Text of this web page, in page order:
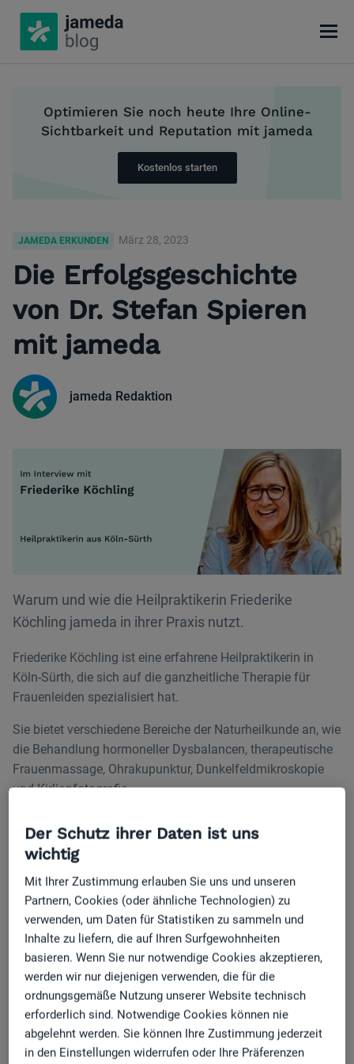
Optimieren Sie noch heute Ihre Online-
Sichtbarkeit und Reputation mit jameda
Kostenlos starten
JAMEDA ERKUNDEN März 28, 2023
Die Erfolgsgeschichte
von Dr. Stefan Spieren
mit jameda
jameda Redaktion
Warum und wie die Heilpraktikerin Friederike
Köchling jameda in ihrer Praxis nutzt.
Friederike Köchling ist eine erfahrene Heilpraktikerin in
Köln-Sürth, die sich auf die ganzheitliche Therapie für
Frauenleiden spezialisiert hat.
Sie bietet verschiedene Bereiche der Naturheilkunde an, wie
die Behandlung hormoneller Dysbalancen, therapeutische
Frauenmassage, Ohrakupunktur, Dunkelfeldmikroskopie
und Kirlianfotografie.
das Geburtshoroskop als Teil der Astrologie betrachtet. Die
Praxisräume bieten eine entspannende Atmosphäre für
ihre Patienten.
Wieso haben Sie sich entschieden, mit
jameda zusammenzuarbeiten?
Ich kannte das Unternehmen jameda schon viele
Jahre, bevor ich mich dazu entschied, den Service in
Anspruch zu nehmen. Da ich eine kleine Praxis
führe, hat mich der Kostenfaktor anfangs etwas
abgeschreckt.
Der Schutz ihrer Daten ist uns
wichtig
Mit Ihrer Zustimmung erlauben Sie uns und unseren
Partnern, Cookies (oder ähnliche Technologien) zu
verwenden, um Daten für Statistiken zu sammeln und
Inhalte zu liefern, die auf Ihren Surfgewohnheiten
basieren. Wenn Sie nur notwendige Cookies akzeptieren,
werden wir nur diejenigen verwenden, die für die
ordnungsgemäße Nutzung unserer Website technisch
erforderlich sind. Notwendige Cookies können nie
abgelehnt werden. Sie können Ihre Zustimmung jederzeit
in den Einstellungen widerrufen oder Ihre Präferenzen